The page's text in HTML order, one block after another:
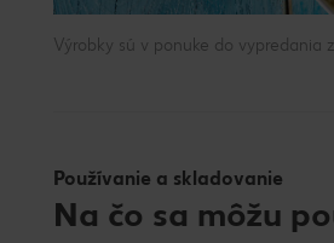
Výrobky sú v ponuke do vypredania
Používanie a skladovanie
Na čo sa môžu